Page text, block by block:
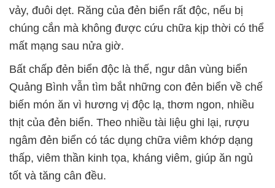
vảy, đuôi dẹt. Răng của đẻn biển rất độc, nếu bị
chúng cắn mà không được cứu chữa kịp thời có thể
mất mạng sau nửa giờ.
Bất chấp đẻn biển độc là thế, ngư dân vùng biển
Quảng Bình vẫn tìm bắt những con đẻn biển về chế
biến món ăn vì hương vị độc lạ, thơm ngon, nhiều
thịt của đẻn biển. Theo nhiều tài liệu ghi lại, rượu
ngâm đẻn biển có tác dụng chữa viêm khớp dạng
thấp, viêm thần kinh tọa, kháng viêm, giúp ăn ngủ
tốt và tăng cân đều.